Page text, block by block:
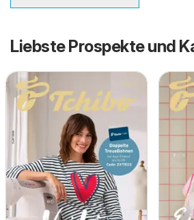
Liebste Prospekte und